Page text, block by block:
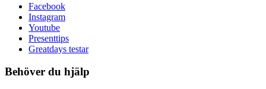
Facebook
Instagram
Youtube
Presenttips
Greatdays testar
Behöver du hjälp